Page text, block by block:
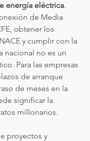
energía eléctrica.
de Media
obtener los
y cumplir con la
nacional no es un
Para las empresas
de arranque
de meses en la
significar la
millonarios.
proyectos y